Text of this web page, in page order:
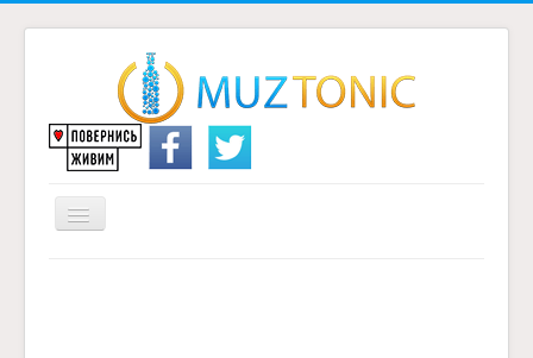
Перемикач
навігації